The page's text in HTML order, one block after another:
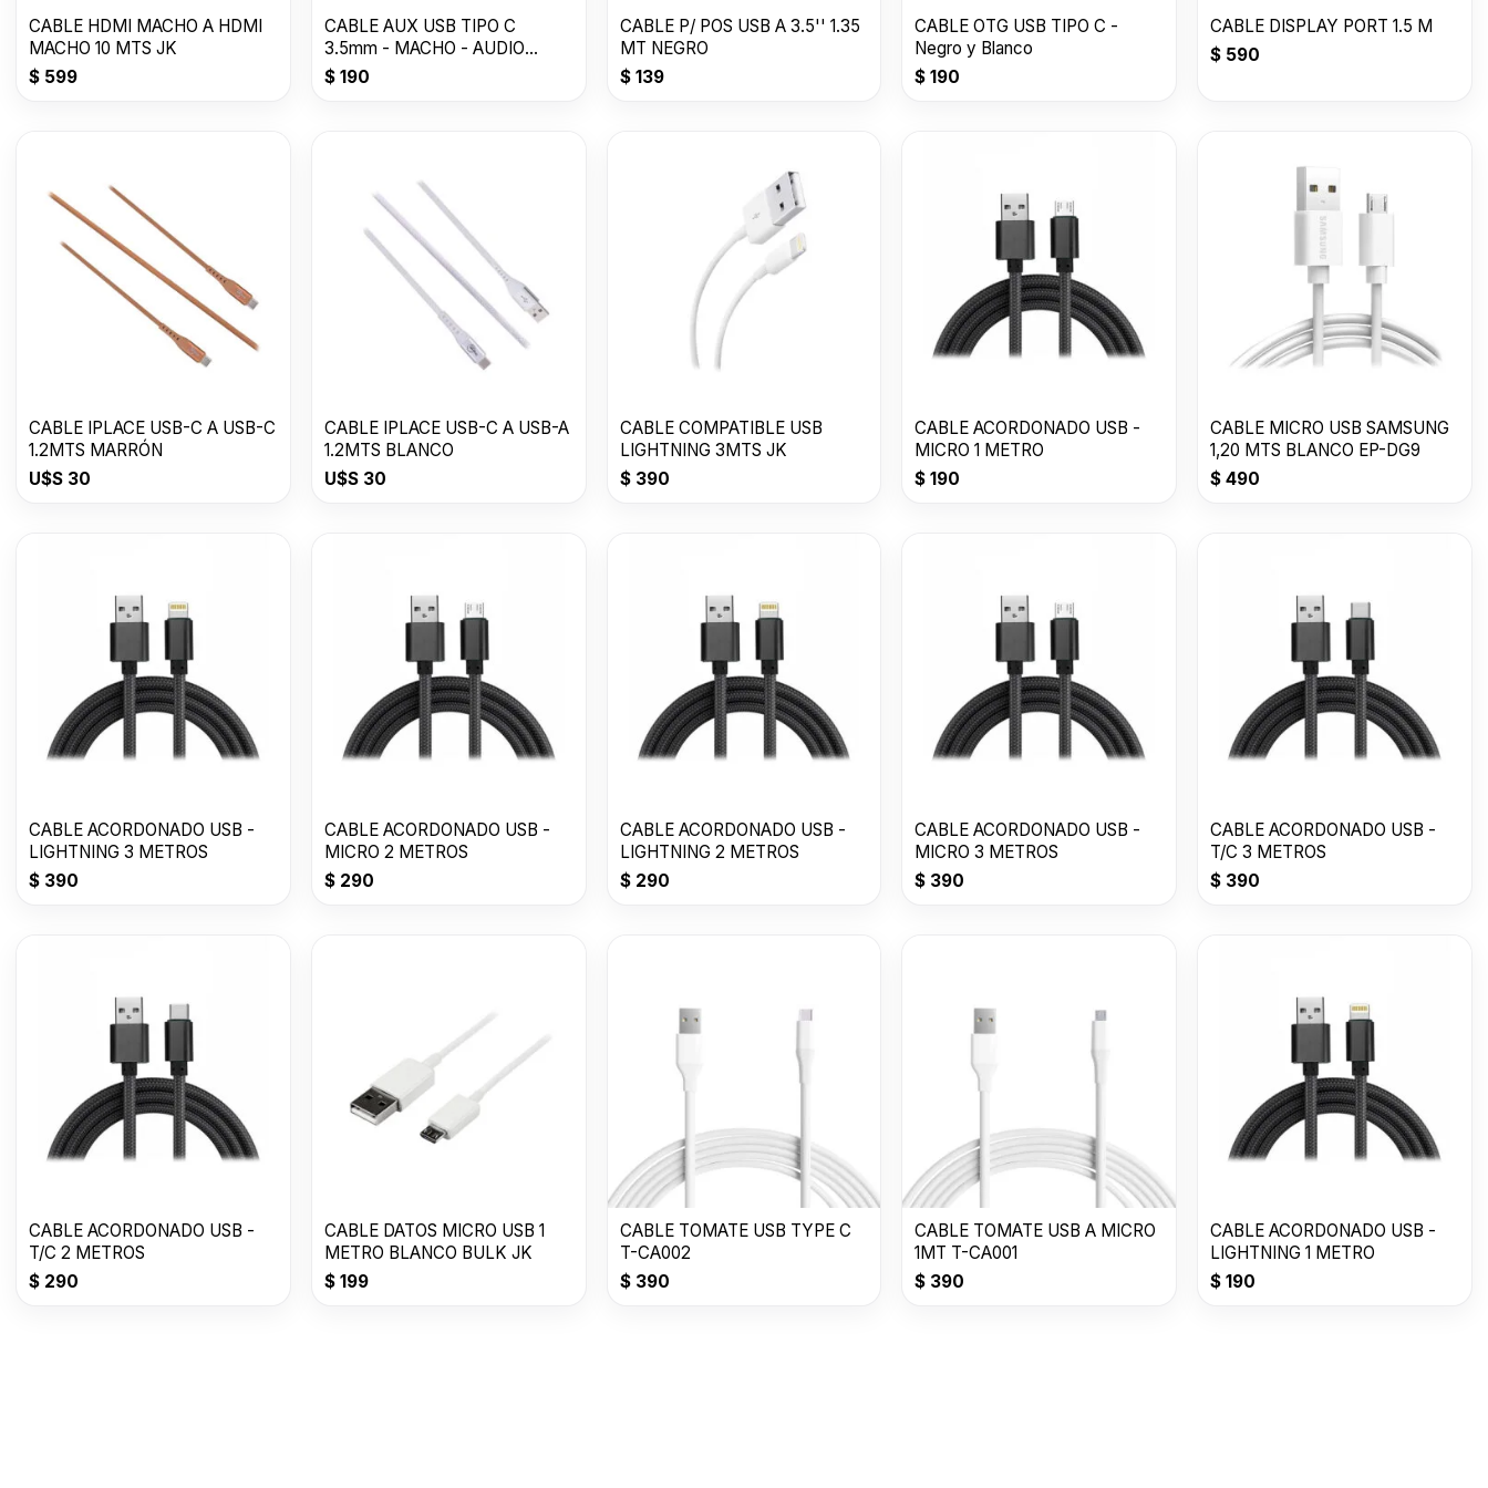
CABLE HDMI MACHO A HDMI
MACHO 10 MTS JK
$ 599
CABLE AUX USB TIPO C
3.5mm - MACHO - AUDIO
-1000mm
$190
CABLE P/ POS USB A 3.5'' 1.35
MT NEGRO
$139
CABLE OTG USB TIPO C -
Negro y Blanco
$ 190
CABLE DISPLAY PORT 1.5 M
$ 590
CABLE IPLACE USB-C A USB-C
1.2MTS MARRÓN
U$S 30
CABLE IPLACE USB-C A USB-A
1.2MTS BLANCO
U$S30
CABLE COMPATIBLE USB
LIGHTNING 3MTS JK
$390
CABLE ACORDONADO USB -
MICRO 1 METRO
$ 190
CABLE MICRO USB SAMSUNG
1,20 MTS BLANCO EP-DG9
$ 490
CABLE ACORDONADO USB -
LIGHTNING 3 METROS
$ 390
CABLE ACORDONADO USB -
MICRO 2 METROS
$290
CABLE ACORDONADO USB -
LIGHTNING 2 METROS
$290
CABLE ACORDONADO USB -
MICRO 3 METROS
$ 390
CABLE ACORDONADO USB -
T/C 3 METROS
$ 390
CABLE ACORDONADO USB -
T/C 2 METROS
$ 290
CABLE DATOS MICRO USB 1
METRO BLANCO BULK JK
$199
CABLE TOMATE USB TYPE C
T-CA002
$390
CABLE TOMATE USB A MICRO
1MT T-CA001
$ 390
CABLE ACORDONADO USB -
LIGHTNING 1 METRO
$ 190